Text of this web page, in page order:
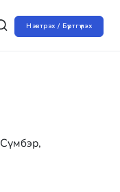
Нэвтрэх / Бүртгүүлэх